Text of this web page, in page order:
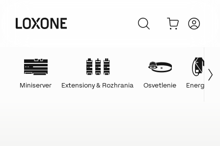
Miniserver Extensiony & Rozhrania Osvetlenie Energie